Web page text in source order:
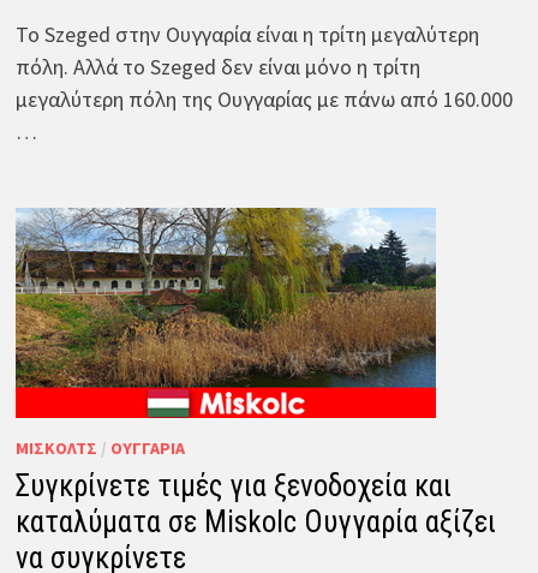
Το Szeged στην Ουγγαρία είναι η τρίτη μεγαλύτερη
πόλη. Αλλά το Szeged δεν είναι μόνο η τρίτη
μεγαλύτερη πόλη της Ουγγαρίας με πάνω από 160.000
…
ΜΊΣΚΟΛΤΣ / ΟΥΓΓΑΡΊΑ
Συγκρίνετε τιμές για ξενοδοχεία και
καταλύματα σε Miskolc Ουγγαρία αξίζει
να συγκρίνετε